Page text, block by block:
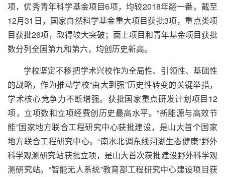
项，优秀青年科学基金项目6项，均较2018年翻一番。截至
12月31日，国家自然科学基金重大项目获批3项，重点类项
目获批26项，取得较大突破；面上项目和青年基金项目获批
数分列全国第九和第六，均创历史新高。
学校坚定不移把学术兴校作为全局性、引领性、基础性
的战略，作为推动学校“由大到强”历史性转变的关键举措，
学术核心竞争力不断增强。获批国家重点研发计划项目12
项，立项数和立项经费创历史最高水平。“新能源与高效节
能”国家地方联合工程研究中心获批建设，是山大首个国家
地方联合工程研究中心。“南水北调东线河湖生态健康”野外
科学观测研究站获批立项，是山大首次获批建设野外科学观
测研究站。“智能无人系统”教育部工程研究中心建设项目获